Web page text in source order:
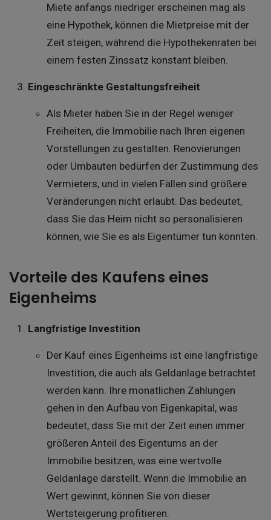
Miete anfangs niedriger erscheinen mag als
eine Hypothek, können die Mietpreise mit der
Zeit steigen, während die Hypothekenraten bei
einem festen Zinssatz konstant bleiben.
Eingeschränkte Gestaltungsfreiheit
Als Mieter haben Sie in der Regel weniger
Freiheiten, die Immobilie nach Ihren eigenen
Vorstellungen zu gestalten. Renovierungen
oder Umbauten bedürfen der Zustimmung des
Vermieters, und in vielen Fällen sind größere
Veränderungen nicht erlaubt. Das bedeutet,
dass Sie das Heim nicht so personalisieren
können, wie Sie es als Eigentümer tun könnten.
Vorteile des Kaufens eines
Eigenheims
Langfristige Investition
Der Kauf eines Eigenheims ist eine langfristige
Investition, die auch als Geldanlage betrachtet
werden kann. Ihre monatlichen Zahlungen
gehen in den Aufbau von Eigenkapital, was
bedeutet, dass Sie mit der Zeit einen immer
größeren Anteil des Eigentums an der
Immobilie besitzen, was eine wertvolle
Geldanlage darstellt. Wenn die Immobilie an
Wert gewinnt, können Sie von dieser
Wertsteigerung profitieren.